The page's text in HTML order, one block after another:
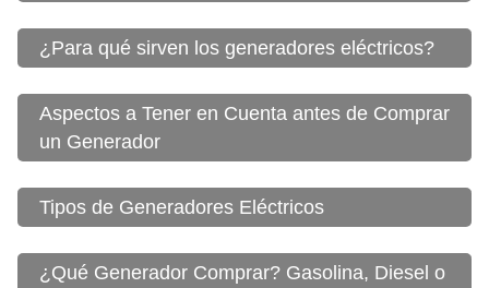
¿Para qué sirven los generadores eléctricos?
Aspectos a Tener en Cuenta antes de Comprar
un Generador
Tipos de Generadores Eléctricos
¿Qué Generador Comprar? Gasolina, Diesel o